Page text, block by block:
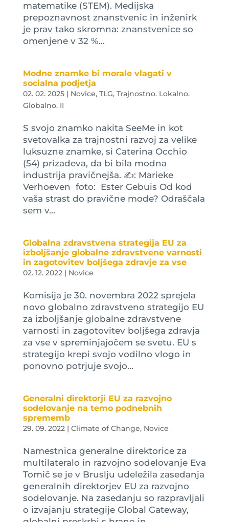
matematike (STEM). Medijska
prepoznavnost znanstvenic in inženirk
je prav tako skromna: znanstvenice so
omenjene v 32 %...
Modne znamke bi morale vlagati v
socialna podjetja
02. 02. 2025| Novice, TLG, Trajnostno. Lokalno.
Globalno. II
S svojo znamko nakita SeeMe in kot
svetovalka za trajnostni razvoj za velike
luksuzne znamke, si Caterina Occhio
(54) prizadeva, da bi bila modna
industrija pravičnejša. ✍️: Marieke
Verhoeven foto: Ester Gebuis Od kod
vaša strast do pravične mode? Odraščala
sem v...
Globalna zdravstvena strategija EU za
izboljšanje globalne zdravstvene varnosti
in zagotovitev boljšega zdravje za vse
02. 12. 2022| Novice
Komisija je 30. novembra 2022 sprejela
novo globalno zdravstveno strategijo EU
za izboljšanje globalne zdravstvene
varnosti in zagotovitev boljšega zdravja
za vse v spreminjajočem se svetu. EU s
strategijo krepi svojo vodilno vlogo in
ponovno potrjuje svojo...
Generalni direktorji EU za razvojno
sodelovanje na temo podnebnih
sprememb
29. 09. 2022| Climate of Change, Novice
Namestnica generalne direktorice za
multilateralo in razvojno sodelovanje Eva
Tomič se je v Bruslju udeležila zasedanja
generalnih direktorjev EU za razvojno
sodelovanje. Na zasedanju so razpravljali
o izvajanju strategije Global Gateway,